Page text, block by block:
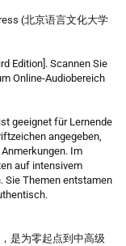
(北京语言文化大学
Edition]. Scannen Sie
Online-Audiobereich
geeignet für Lernende
angegeben,
Im
auf intensivem
Sie Themen entstamen
是为零起点到中高级